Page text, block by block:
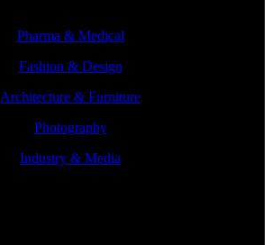
Pharma & Medical
Fashion & Design
Architecture & Furniture
Photography
Industry & Media